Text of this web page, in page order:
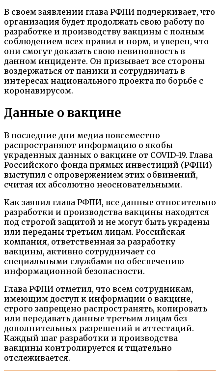
В своем заявлении глава РФПИ подчеркивает, что
организация будет продолжать свою работу по
разработке и производству вакцины с полным
соблюдением всех правил и норм, и уверен, что
они смогут доказать свою невиновность в
данном инциденте. Он призывает все стороны
воздержаться от паники и сотрудничать в
интересах национального проекта по борьбе с
коронавирусом.
Данные о вакцине
В последние дни медиа повсеместно
распространяют информацию о якобы
украденных данных о вакцине от COVID-19. Глава
Российского фонда прямых инвестиций (РФПИ)
выступил с опровержением этих обвинений,
считая их абсолютно неосновательными.
Как заявил глава РФПИ, все данные относительно
разработки и производства вакцины находятся
под строгой защитой и не могут быть украдены
или переданы третьим лицам. Российская
компания, ответственная за разработку
вакцины, активно сотрудничает со
специальными службами по обеспечению
информационной безопасности.
Глава РФПИ отметил, что всем сотрудникам,
имеющим доступ к информации о вакцине,
строго запрещено распространять, копировать
или передавать данные третьим лицам без
дополнительных разрешений и аттестаций.
Каждый шаг разработки и производства
вакцины контролируется и тщательно
отслеживается.